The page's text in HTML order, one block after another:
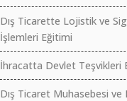
Dış Ticarette Lojistik ve
İşlemleri Eğitimi
İhracatta Devlet Teşvikleri
Dış Ticaret Muhasebesi ve